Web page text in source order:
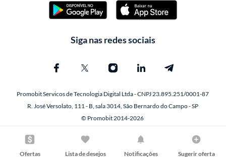
Ofertas Lista de desejos Notificações Sugerir oferta
Siga nas redes sociais
Promobit Servicos de Tecnologia Digital Ltda - CNPJ 23.895.251/0001-87
R. José Versolato, 111 - B, sala 3014, São Bernardo do Campo - SP
© Promobit 2014-2026